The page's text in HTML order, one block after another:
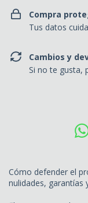
Compra
Tus datos
Cambios y
Si no te gusta,
Cómo defender el
nulidades, garantías